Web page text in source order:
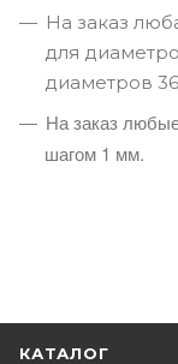
На заказ
для
диаметров
На заказ
шагом 1 мм.
КАТАЛОГ